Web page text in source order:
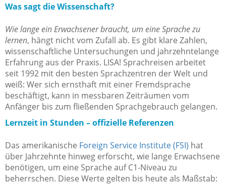
Was sagt die Wissenschaft?
Wie lange ein Erwachsener braucht, um eine Sprache zu
lernen, hängt nicht vom Zufall ab. Es gibt klare Zahlen,
wissenschaftliche Untersuchungen und jahrzehntelange
Erfahrung aus der Praxis. LISA! Sprachreisen arbeitet
seit 1992 mit den besten Sprachzentren der Welt und
weiß: Wer sich ernsthaft mit einer Fremdsprache
beschäftigt, kann in messbaren Zeiträumen vom
Anfänger bis zum fließenden Sprachgebrauch gelangen.
Lernzeit in Stunden – offizielle Referenzen
Das amerikanische Foreign Service Institute (FSI) hat
über Jahrzehnte hinweg erforscht, wie lange Erwachsene
benötigen, um eine Sprache auf C1-Niveau zu
beherrschen. Diese Werte gelten bis heute als Maßstab: